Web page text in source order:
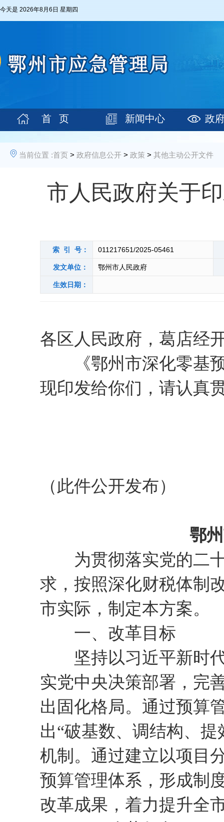
今天是 2026年8月6日 星期四
首 页 新闻中心 政
当前位置 :首页 > 政府信息公开 > 政策 > 其他主动公开文件
市人民政府关于
索 引 号： 011217651/2025-05461
发文单位： 鄂州市人民政府
生效日期：
各区人民政府，葛店经
《鄂州市深化零基预
现印发给你们，请认真
（此件公开发布）
鄂
为贯彻落实党的二十
求，按照深化财税体制
市实际，制定本方案。
一、改革目标
坚持以习近平新时代
实党中央决策部署，完
出固化格局。通过预算
出“破基数、调结构、
机制。通过建立以项目
预算管理体系，形成制
改革成果，着力提升全